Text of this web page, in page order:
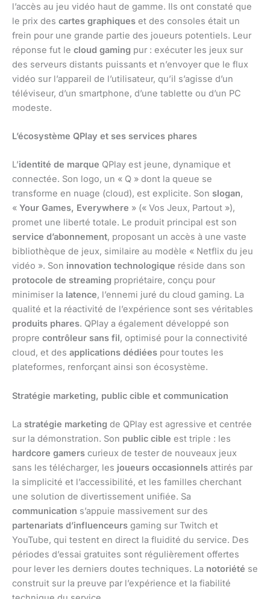
l’accès au jeu vidéo haut de gamme. Ils ont constaté que
le prix des cartes graphiques et des consoles était un
frein pour une grande partie des joueurs potentiels. Leur
réponse fut le cloud gaming pur : exécuter les jeux sur
des serveurs distants puissants et n’envoyer que le flux
vidéo sur l’appareil de l’utilisateur, qu’il s’agisse d’un
téléviseur, d’un smartphone, d’une tablette ou d’un PC
modeste.
L’écosystème QPlay et ses services phares
L’identité de marque QPlay est jeune, dynamique et
connectée. Son logo, un « Q » dont la queue se
transforme en nuage (cloud), est explicite. Son slogan,
« Your Games, Everywhere » (« Vos Jeux, Partout »),
promet une liberté totale. Le produit principal est son
service d’abonnement, proposant un accès à une vaste
bibliothèque de jeux, similaire au modèle « Netflix du jeu
vidéo ». Son innovation technologique réside dans son
protocole de streaming propriétaire, conçu pour
minimiser la latence, l’ennemi juré du cloud gaming. La
qualité et la réactivité de l’expérience sont ses véritables
produits phares. QPlay a également développé son
propre contrôleur sans fil, optimisé pour la connectivité
cloud, et des applications dédiées pour toutes les
plateformes, renforçant ainsi son écosystème.
Stratégie marketing, public cible et communication
La stratégie marketing de QPlay est agressive et centrée
sur la démonstration. Son public cible est triple : les
hardcore gamers curieux de tester de nouveaux jeux
sans les télécharger, les joueurs occasionnels attirés par
la simplicité et l’accessibilité, et les familles cherchant
une solution de divertissement unifiée. Sa
communication s’appuie massivement sur des
partenariats d’influenceurs gaming sur Twitch et
YouTube, qui testent en direct la fluidité du service. Des
périodes d’essai gratuites sont régulièrement offertes
pour lever les derniers doutes techniques. La notoriété se
construit sur la preuve par l’expérience et la fiabilité